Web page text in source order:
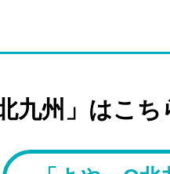
九州」はこち